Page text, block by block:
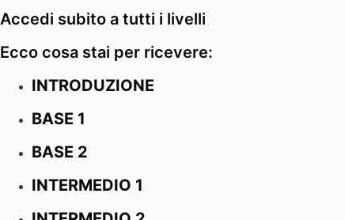
Accedi subito a tutti i livelli
Ecco cosa stai per ricevere:
INTRODUZIONE
BASE 1
BASE 2
INTERMEDIO 1